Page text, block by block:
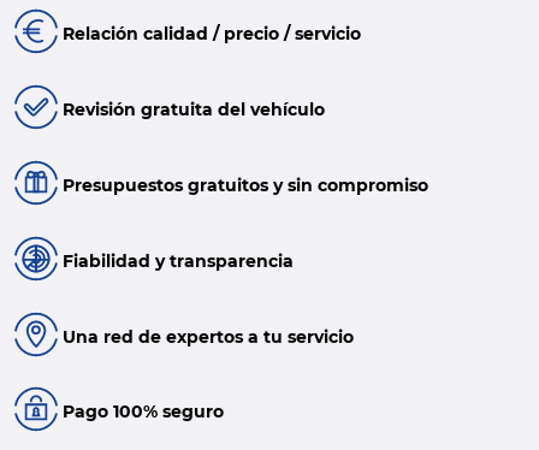
Relación calidad / precio / servicio
Revisión gratuita del vehículo
Presupuestos gratuitos y sin compromiso
Fiabilidad y transparencia
Una red de expertos a tu servicio
Pago 100% seguro